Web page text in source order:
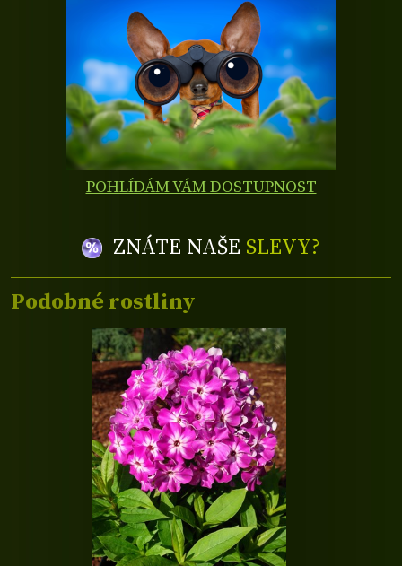
POHLÍDÁM VÁM DOSTUPNOST
ZNÁTE NAŠE SLEVY?
Podobné rostliny